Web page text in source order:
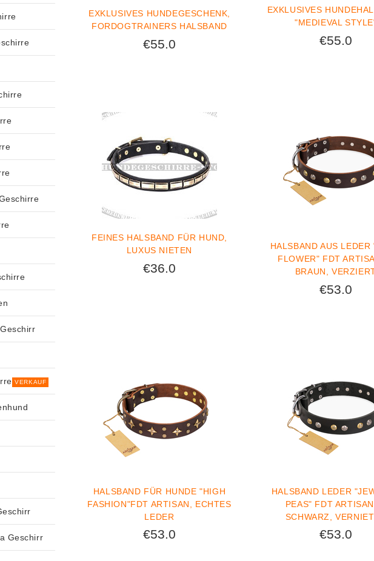
EXKLUSIVES HUNDEGESCHENK,
FORDOGTRAINERS HALSBAND
€55.0
EXKLUSIVES
"MEDIEVAL
€55.0
FEINES HALSBAND FÜR HUND,
LUXUS NIETEN
€36.0
HALSBAND AUS LEDER
FLOWER" FDT
BRAUN,
€53.0
HALSBAND FÜR HUNDE "HIGH
FASHION"FDT ARTISAN, ECHTES
LEDER
€53.0
HALSBAND LEDER
PEAS" FDT
SCHWARZ,
€53.0
VERKAUF
Geschirr